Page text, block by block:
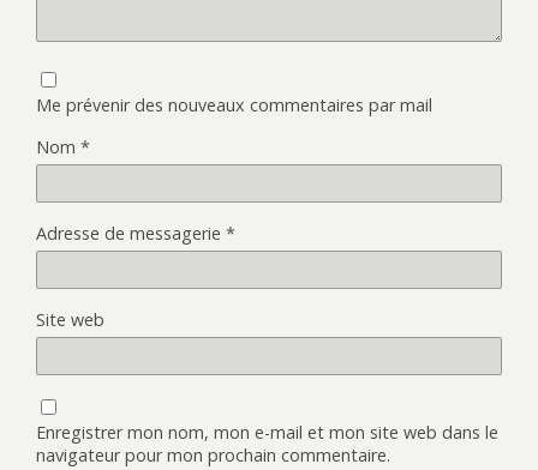
Me prévenir des nouveaux commentaires par mail
Nom *
Adresse de messagerie *
Site web
Enregistrer mon nom, mon e-mail et mon site web dans le
navigateur pour mon prochain commentaire.